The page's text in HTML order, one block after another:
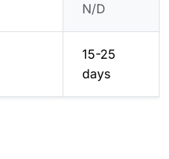
N/D
15-25
days